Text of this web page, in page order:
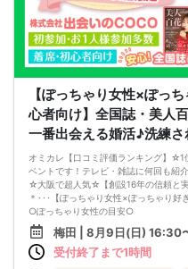
□日常に刺激が欲しい
□お酒が大好き
□楽しいことが大好き
□飲み会が大好き
□確実に出会える街コンに参加したい人
□家と職場の往復の毎日を変えたい人
《フード》
お店自慢の豪華イタリアンコース料理☆
嬉しい！特製デザート付き♪
《フリードリンク(90L.O)》
☆店員さんがご丁寧に一杯ずつ手作り
100種類以上の豊富なドリンクメニュ
□ビール
□チューハイ
□ハイボール
□グラスワイン
□焼酎
□各種カクテル
□各種ソフトドリンク
【ぽっちゃり女性×ぽっ
心者向け】全国誌・美人
一番出会える婚活♪洗練
オミカレ【口コミ評価ランキング】
ベントです！テレビ・雑誌に何回も紹
☆大阪で超人気☆【創設16年の信頼と実
＊･･･【ぽっちゃり女性×ぽっちゃり
○ぽっちゃり女性の目安○
身長155センチの場合、体重55キロ以
からも多くエントリーを頂いておりま
す。プチぽちゃさん～ミケポチャさん
梅田 | 8月9日(日) 16:30
受付終了まで1時間